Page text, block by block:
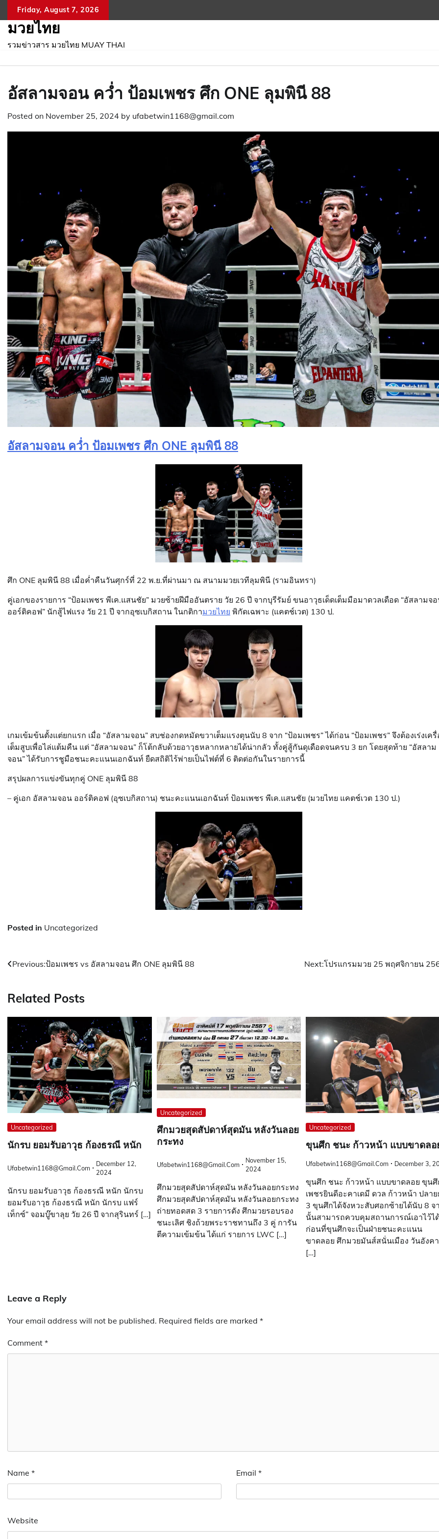
content
Friday, August 7, 2026
มวยไทย
รวมข่าวสาร มวยไทย MUAY THAI
อัสลามจอน คว่ำ ป้อมเพชร ศึก ONE ลุมพินี 88
Posted on November 25, 2024 by ufabetwin1168@gmail.com
อัสลามจอน คว่ำ ป้อมเพชร ศึก ONE ลุมพินี 88
ศึก ONE ลุมพินี 88 เมื่อค่ำคืนวันศุกร์ที่ 22 พ.ย.ที่ผ่านมา ณ สนามมวยเวทีลุมพินี (รามอินทรา)
คู่เอกของรายการ “ป้อมเพชร พีเค.แสนชัย” มวยซ้ายฝีมืออันตราย วัย 26 ปี จากบุรีรัมย์ ขนอาวุธเด็ดเต็มมือมาดวลเดือด “อัสลามจ
ออร์ติคอฟ” นักสู้ไฟแรง วัย 21 ปี จากอุซเบกิสถาน ในกติกามวยไทย พิกัดเฉพาะ (แคตช์เวต) 130 ป.
เกมเข้มข้นตั้งแต่ยกแรก เมื่อ “อัสลามจอน” สบช่องกดหมัดขวาเต็มแรงตุนนับ 8 จาก “ป้อมเพชร” ได้ก่อน “ป้อมเพชร” จึงต้องเร่งเครื่
เต็มสูบเพื่อไล่แต้มคืน แต่ “อัสลามจอน” ก็โต้กลับด้วยอาวุธหลากหลายได้น่ากลัว ทั้งคู่สู้กันดุเดือดจนครบ 3 ยก โดยสุดท้าย “อัสลาม
จอน” ได้รับการชูมือชนะคะแนนเอกฉันท์ ยืดสถิติไร้พ่ายเป็นไฟต์ที่ 6 ติดต่อกันในรายการนี้
สรุปผลการแข่งขันทุกคู่ ONE ลุมพินี 88
– คู่เอก อัสลามจอน ออร์ติคอฟ (อุซเบกิสถาน) ชนะคะแนนเอกฉันท์ ป้อมเพชร พีเค.แสนชัย (มวยไทย แคตช์เวต 130 ป.)
Posted in Uncategorized
Post
Previous:ป้อมเพชร vs อัสลามจอน ศึก ONE ลุมพินี 88 Next:โปรแกรมมวย 25 พฤศจิกายน
Related Posts
Uncategorized
นักรบ ยอมรับอาวุธ ก้องธรณี หนัก
Ufabetwin1168@gmail.com
December 12,
2024
นักรบ ยอมรับอาวุธ ก้องธรณี หนัก นักรบ
ยอมรับอาวุธ ก้องธรณี หนัก นักรบ แฟร์
เท็กซ์” จอมบู๊ขาลุย วัย 26 ปี จากสุรินทร์ […]
Uncategorized
ศึกมวยสุดสัปดาห์สุดมัน หลังวันลอย
กระทง
Ufabetwin1168@gmail.com
November 15,
2024
ศึกมวยสุดสัปดาห์สุดมัน หลังวันลอยกระทง
ศึกมวยสุดสัปดาห์สุดมัน หลังวันลอยกระทง
ถ่ายทอดสด 3 รายการดัง ศึกมวยรอบรอง
ชนะเลิศ ชิงถ้วยพระราชทานถึง 3 คู่ การัน
ตีความเข้มข้น ได้แก่ รายการ LWC […]
Uncategorized
ขุนศึก ชนะ ก้าวหน้า แบบขาดลอ
Ufabetwin1168@gmail.com December 3,
ขุนศึก ชนะ ก้าวหน้า แบบขาดลอย ขุน
เพชรยินดีอะคาเดมี ดวล ก้าวหน้า ปลา
3 ขุนศึกได้จังหวะสับศอกซ้ายได้นับ 8 จ
นั้นสามารถควบคุมสถานการณ์เอาไว้ไ
ก่อนที่ขุนศึกจะเป็นฝ่ายชนะคะแนน
ขาดลอย ศึกมวยมันส์สนั่นเมือง วันอังค
[…]
Leave a Reply
Your email address will not be published. Required fields are marked *
Comment *
Name * Email *
Website